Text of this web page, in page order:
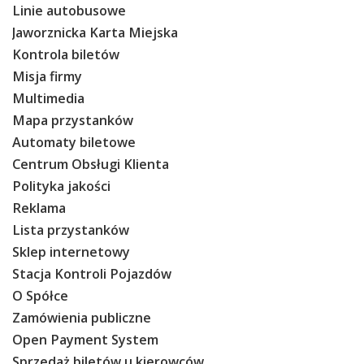
Linie autobusowe
Jaworznicka Karta Miejska
Kontrola biletów
Misja firmy
Multimedia
Mapa przystanków
Automaty biletowe
Centrum Obsługi Klienta
Polityka jakości
Reklama
Lista przystanków
Sklep internetowy
Stacja Kontroli Pojazdów
O Spółce
Zamówienia publiczne
Open Payment System